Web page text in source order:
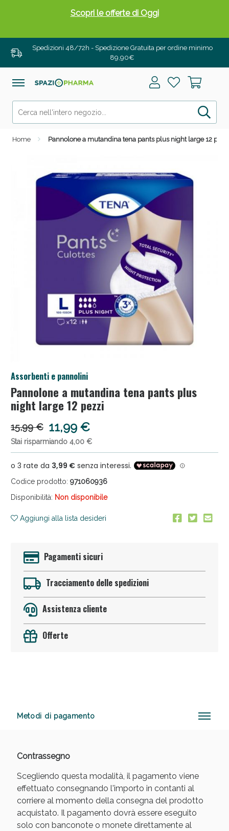
Spedizioni 48/72h - Spedizione Gratuita per ordine minimo
89,90€
Home Pannolone a mutandina tena pants plus night large 12
Assorbenti e pannolini
Pannolone a mutandina tena pants plus
night large 12 pezzi
15,99 € 11,99 €
Stai risparmiando 4,00 €
Codice prodotto: 971060936
Disponibilità: Non disponibile
Aggiungi alla lista desideri
Pagamenti sicuri
Tracciamento delle spedizioni
Assistenza cliente
Offerte
Metodi di pagamento
Contrassegno
Scegliendo questa modalità, il pagamento viene
effettuato consegnando l'importo in contanti al
corriere al momento della consegna del prodotto
acquistato. Il pagamento dovrà essere eseguito
solo con banconote o monete direttamente al
Scopri le offerte di Oggi
Drenanti e Pancia Piatta: Sconti fino al 55% validi
solo per OGGI!
Salini e Multivitaminici: oggi Sconto extra fino al
Anticellulite e Fanghi: Sconto fino al 40% valido